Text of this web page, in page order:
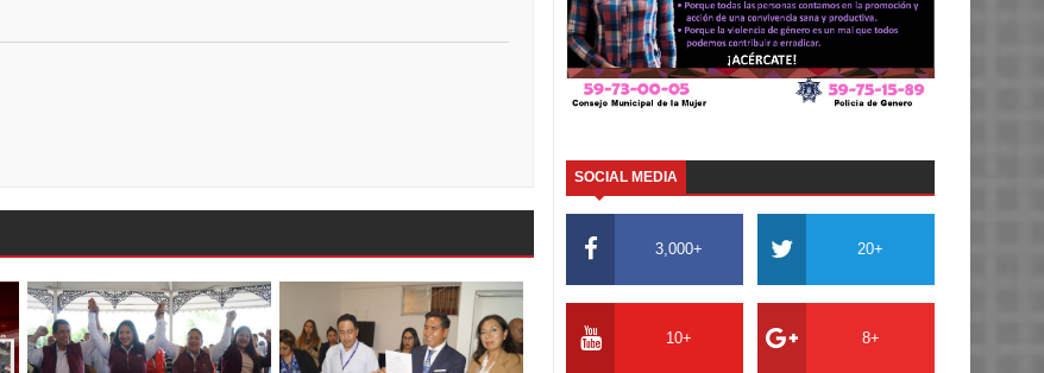
SOCIAL MEDIA
3,000+ 20+
10+ 8+